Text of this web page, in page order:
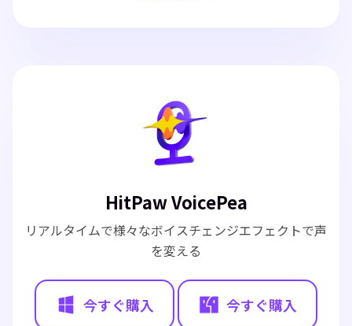
HitPaw VoicePea
リアルタイムで様々なボイスチェンジエフェクトで声
を変える
今すぐ購入 今すぐ購入